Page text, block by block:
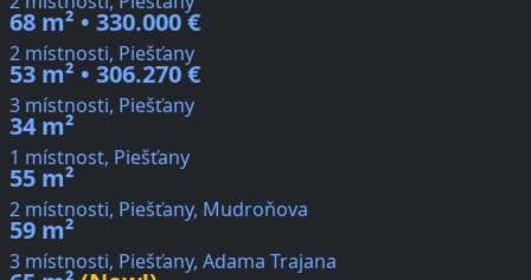
68 m² • 330.000 €
2 místnosti, Piešťany
53 m² • 306.270 €
3 místnosti, Piešťany
34 m²
1 místnost, Piešťany
55 m²
2 místnosti, Piešťany, Mudroňova
59 m²
3 místnosti, Piešťany, Adama Trajana